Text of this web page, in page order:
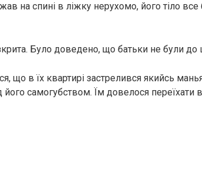
на спині в ліжку нерухомо, його тіло
Було доведено, що батьки не були до
що в їх квартирі застрелився якийсь
самогубством. Їм довелося переїхати